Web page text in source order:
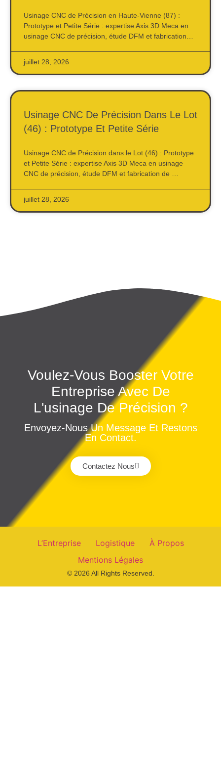
Usinage CNC de Précision en Haute-Vienne (87) :
Prototype et Petite Série : expertise Axis 3D Meca en
usinage CNC de précision, étude DFM et fabrication…
juillet 28, 2026
Usinage CNC De Précision Dans Le Lot
(46) : Prototype Et Petite Série
Usinage CNC de Précision dans le Lot (46) : Prototype
et Petite Série : expertise Axis 3D Meca en usinage
CNC de précision, étude DFM et fabrication de …
juillet 28, 2026
Voulez-Vous Booster Votre
Entreprise Avec De
L'usinage De Précision ?
Envoyez-Nous Un Message Et Restons
En Contact.
Contactez Nous
L’Entreprise Logistique
À Propos
Mentions Légales
© 2026 All Rights Reserved.